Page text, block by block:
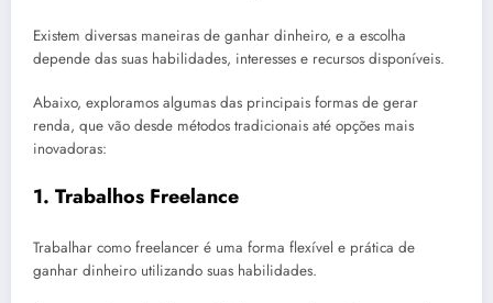
Existem diversas maneiras de ganhar dinheiro, e a escolha
depende das suas habilidades, interesses e recursos disponíveis.
Abaixo, exploramos algumas das principais formas de gerar
renda, que vão desde métodos tradicionais até opções mais
inovadoras:
1. Trabalhos Freelance
Trabalhar como freelancer é uma forma flexível e prática de
ganhar dinheiro utilizando suas habilidades.